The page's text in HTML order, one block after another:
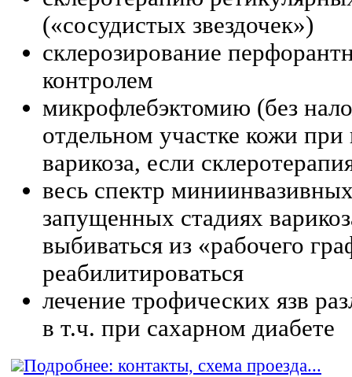
(«сосудистых звездочек»)
склерозирование
контролем
микрофлебэктомию (без
отдельном участке кожи при
варикоза, если
весь спектр
запущенных стадиях
выбиваться из «рабочего
реабилитироваться
лечение трофических язв
в т.ч. при сахарном диабете
Подробнее: контакты, схема проезда...